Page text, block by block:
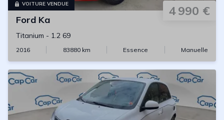
VOITURE VENDUE 4 990 €
Ford Ka
Titanium - 1.2 69
2016 83880km Essence Manuelle